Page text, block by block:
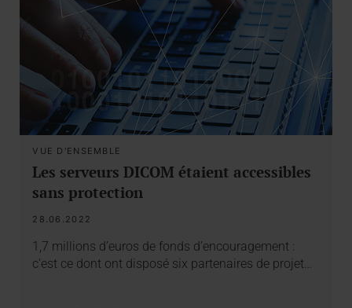
VUE D'ENSEMBLE
Les serveurs DICOM étaient accessibles
sans protection
28.06.2022
1,7 millions d’euros de fonds d’encouragement :
c’est ce dont ont disposé six partenaires de projet…